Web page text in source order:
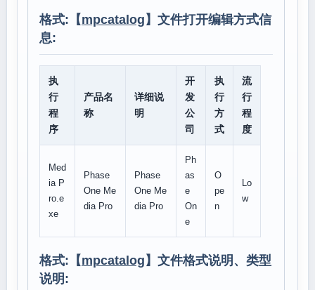
格式:【mpcatalog 】文件打开编辑方式信
息:
执
行
程
序
产品名
称
详细说
明
开
发
公
司
执
行
方
式
流
行
程
度
Med
ia P
ro.e
xe
Phase
One Me
dia Pro
Phase
One Me
dia Pro
Ph
as
e
On
e
O
pe
n
Lo
w
格式:【mpcatalog 】文件格式说明、类型
说明: